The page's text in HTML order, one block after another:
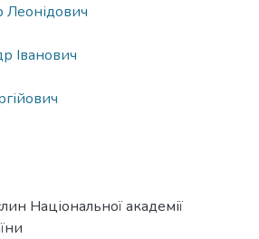
Іванович
Національної академії